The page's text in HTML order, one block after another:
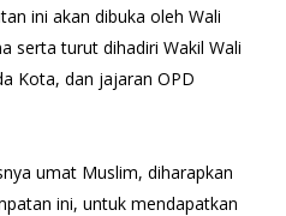
ini akan dibuka oleh Wali
serta turut dihadiri Wakil Wali
Kota, dan jajaran OPD
umat Muslim, diharapkan
ini, untuk mendapatkan